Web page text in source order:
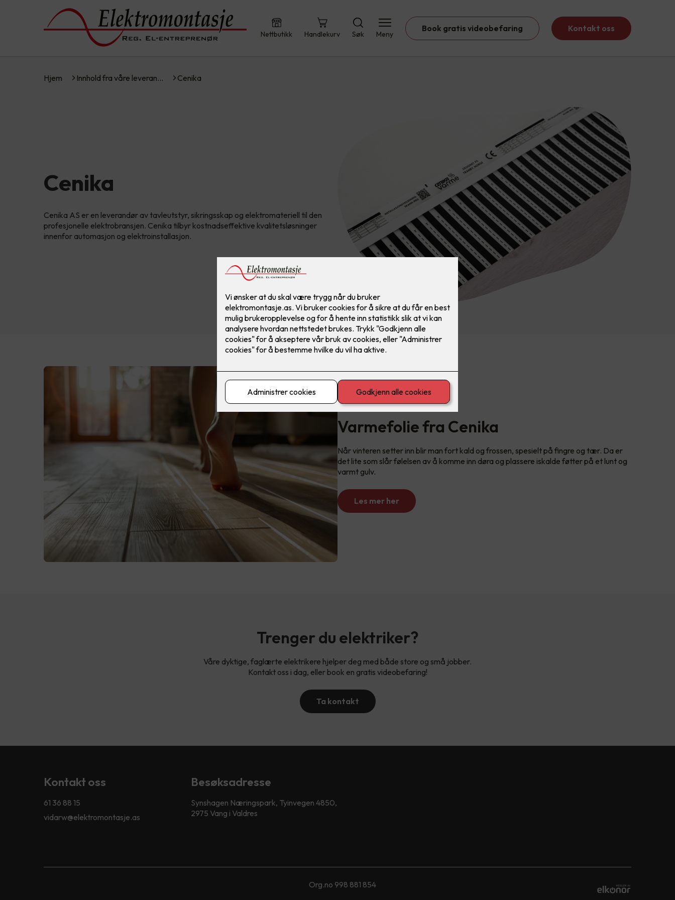
Nettbutikk Handlekurv Søk Meny
Book gratis videobefaring Kontakt oss
Hjem Innhold fra våre leveran… Cenika
Cenika
Cenika AS er en leverandør av tavleutstyr, sikringsskap og elektromateriell til den
profesjonelle elektrobransjen. Cenika tilbyr kostnadseffektive kvalitetsløsninger
innenfor automasjon og elektroinstallasjon.
Varmefolie fra Cenika
Når vinteren setter inn blir man fort kald og frossen, spesielt på fingre og tær. Da er
det lite som slår følelsen av å komme inn døra og plassere iskalde føtter på et lunt og
varmt gulv.
Les mer her
Trenger du elektriker?
Våre dyktige, faglærte elektrikere hjelper deg med både store og små jobber.
Kontakt oss i dag, eller book en gratis videobefaring!
Ta kontakt
Kontakt oss
61 36 88 15
vidarw@elektromontasje.as
Besøksadresse
Synshagen Næringspark, Tyinvegen 4850,
2975 Vang i Valdres
Org.no 998 881 854